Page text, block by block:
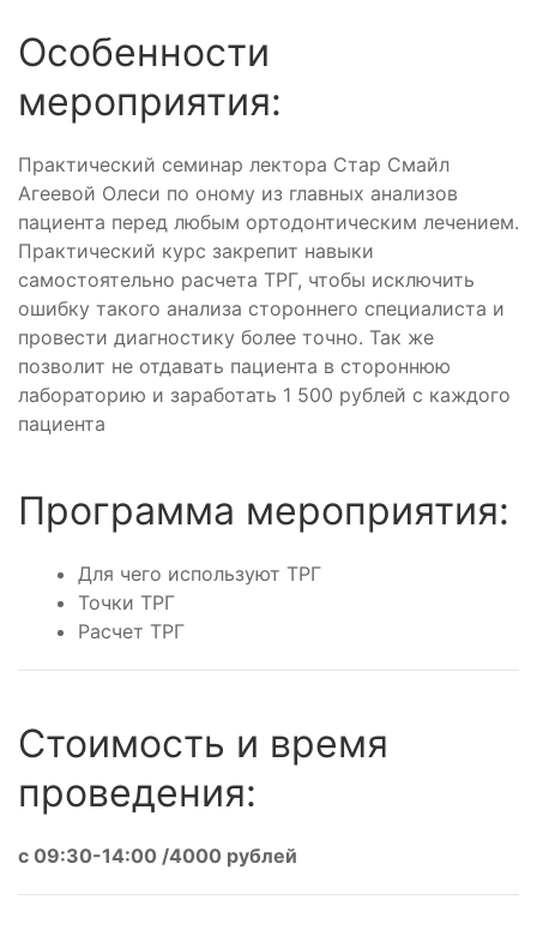
Особенности
мероприятия:
Практический семинар лектора Стар Смайл
Агеевой Олеси по оному из главных анализов
пациента перед любым ортодонтическим лечением.
Практический курс закрепит навыки
самостоятельно расчета ТРГ, чтобы исключить
ошибку такого анализа стороннего специалиста и
провести диагностику более точно. Так же
позволит не отдавать пациента в стороннюю
лабораторию и заработать 1 500 рублей с каждого
пациента
Программа мероприятия:
Для чего используют ТРГ
Точки ТРГ
Расчет ТРГ
Стоимость и время
проведения:
с 09:30-14:00 /4000 рублей